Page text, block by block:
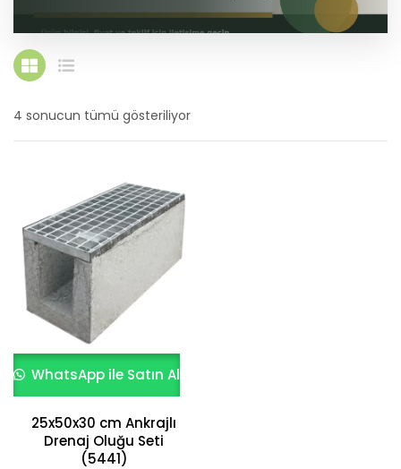
4 sonucun tümü gösteriliyor
WhatsApp ile Satın Al
25x50x30 cm Ankrajlı
Drenaj Oluğu Seti
(5441)